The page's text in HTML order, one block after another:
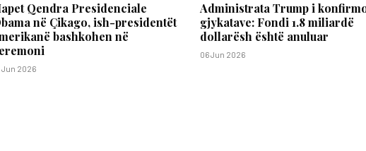
Qendra Presidenciale
në Çikago, ish-presidentët
bashkohen në
Jun 2026
Administrata Trump i
gjykatave: Fondi 1.8 miliardë
dollarësh është anuluar
06 Jun 2026